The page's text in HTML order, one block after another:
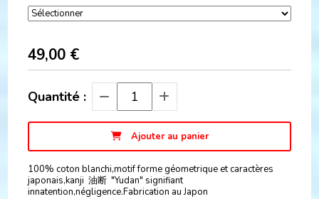
49,00 €
Quantité :
Ajouter au panier
100% coton blanchi,motif forme géometrique et caractères
japonais,kanji 油断 "Yudan" signifiant
innatention,négligence.Fabrication au Japon